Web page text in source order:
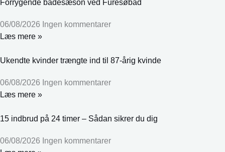
Forrygende badesæson ved Furesøbad
06/08/2026 Ingen kommentarer
Læs mere »
Ukendte kvinder trængte ind til 87-årig kvinde
06/08/2026 Ingen kommentarer
Læs mere »
15 indbrud på 24 timer – Sådan sikrer du dig
06/08/2026 Ingen kommentarer